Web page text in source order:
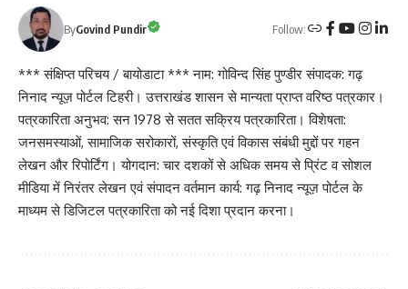
ByGovind Pundir Follow:
*** संक्षिप्त परिचय / बायोडाटा *** नाम: गोविन्द सिंह पुण्डीर संपादक: गढ़
निनाद न्यूज़ पोर्टल टिहरी। उत्तराखंड शासन से मान्यता प्राप्त वरिष्ठ पत्रकार।
पत्रकारिता अनुभव: सन 1978 से सतत सक्रिय पत्रकारिता। विशेषता:
जनसमस्याओं, सामाजिक सरोकारों, संस्कृति एवं विकास संबंधी मुद्दों पर गहन
लेखन और रिपोर्टिंग। योगदान: चार दशकों से अधिक समय से प्रिंट व सोशल
मीडिया में निरंतर लेखन एवं संपादन वर्तमान कार्य: गढ़ निनाद न्यूज़ पोर्टल के
माध्यम से डिजिटल पत्रकारिता को नई दिशा प्रदान करना।